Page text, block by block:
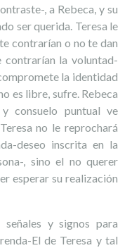
, a Rebeca, y su
ser querida. Teresa le
contrarían o no te dan
contrarían la voluntad-
la identidad
es libre, sufre. Rebeca
consuelo puntual ve
no le reprochará
deseo inscrita en la
, sino el no querer
esperar su realización
y signos para
El de Teresa y tal